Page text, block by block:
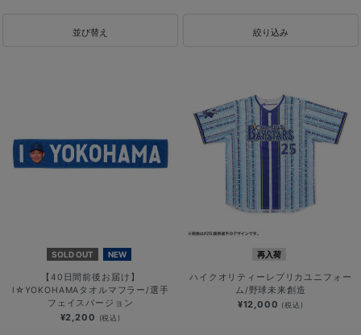
並び替え 絞り込み
SOLD OUT NEW
【40日間前後お届け】
I☆YOKOHAMAタオルマフラー/選手
フェイスバージョン
¥2,200 (税込)
再入荷
ハイクオリティーレプリカユニフォー
ム/野球未来創造
¥12,000 (税込)